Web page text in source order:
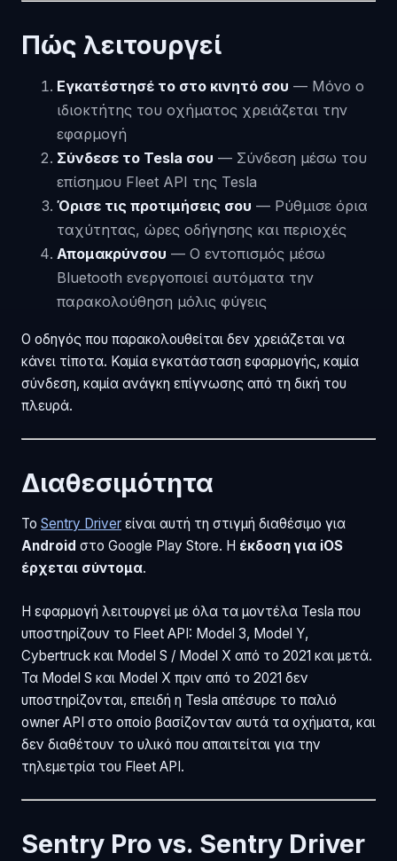
Πώς λειτουργεί
Εγκατέστησέ το στο κινητό σου — Μόνο ο
ιδιοκτήτης του οχήματος χρειάζεται την
εφαρμογή
Σύνδεσε το Tesla σου — Σύνδεση μέσω του
επίσημου Fleet API της Tesla
Όρισε τις προτιμήσεις σου — Ρύθμισε όρια
ταχύτητας, ώρες οδήγησης και περιοχές
Απομακρύνσου — Ο εντοπισμός μέσω
Bluetooth ενεργοποιεί αυτόματα την
παρακολούθηση μόλις φύγεις
Ο οδηγός που παρακολουθείται δεν χρειάζεται να
κάνει τίποτα. Καμία εγκατάσταση εφαρμογής, καμία
σύνδεση, καμία ανάγκη επίγνωσης από τη δική του
πλευρά.
Διαθεσιμότητα
Το Sentry Driver είναι αυτή τη στιγμή διαθέσιμο για
Android στο Google Play Store. Η έκδοση για iOS
έρχεται σύντομα.
Η εφαρμογή λειτουργεί με όλα τα μοντέλα Tesla που
υποστηρίζουν το Fleet API: Model 3, Model Y,
Cybertruck και Model S / Model X από το 2021 και μετά.
Τα Model S και Model X πριν από το 2021 δεν
υποστηρίζονται, επειδή η Tesla απέσυρε το παλιό
owner API στο οποίο βασίζονταν αυτά τα οχήματα, και
δεν διαθέτουν το υλικό που απαιτείται για την
τηλεμετρία του Fleet API.
Sentry Pro vs. Sentry Driver